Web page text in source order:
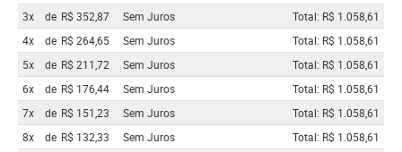
3x
de R$ 352,87 Sem Juros
Total: R$ 1.058,61
4x
de R$ 264,65 Sem Juros
Total: R$ 1.058,61
5x
de R$ 211,72 Sem Juros
Total: R$ 1.058,61
6x
de R$ 176,44 Sem Juros
Total: R$ 1.058,61
7x
de R$ 151,23 Sem Juros
Total: R$ 1.058,61
8x
de R$ 132,33 Sem Juros
Total: R$ 1.058,61